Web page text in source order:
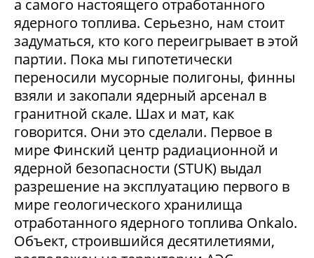
а самого настоящего отработанного
ядерного топлива. Серьезно, нам стоит
задуматься, кто кого переигрывает в этой
партии. Пока мы гипотетически
переносили мусорные полигоны, финны
взяли и закопали ядерный арсенал в
гранитной скале. Шах и мат, как
говорится. Они это сделали. Первое в
мире Финский центр радиационной и
ядерной безопасности (STUK) выдал
разрешение на эксплуатацию первого в
мире геологического хранилища
отработанного ядерного топлива Onkalo.
Объект, строившийся десятилетиями,